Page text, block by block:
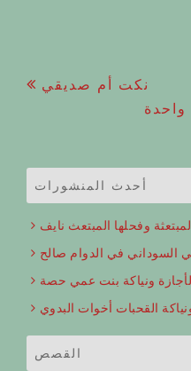
Post
navigation
نكت أم صديقي
أحدث المنشورات
وفحلها المبتعث نايف
السوداني في الدوام صالح
ونياكة بنت عمي حصة
القحبات أخوات البدوي
القصص